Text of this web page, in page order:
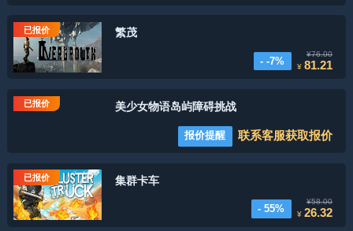
已报价 繁茂
- -7%
¥76.00
¥81.21
已报价 美少女物语岛屿障碍挑战
报价提醒 联系客服获取报价
已报价 集群卡车
- 55%
¥58.00
¥26.32